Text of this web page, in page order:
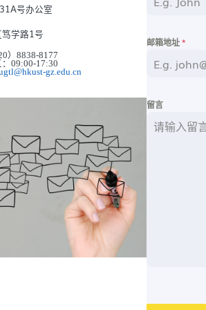
物理实验室
生物实验室
计算机科学实验室
工程实验室
新闻
活动
号办公室
学路1号
）8838-8177
09 : 00 - 17 : 30
gz.edu.cn
邮箱地址 *
留言